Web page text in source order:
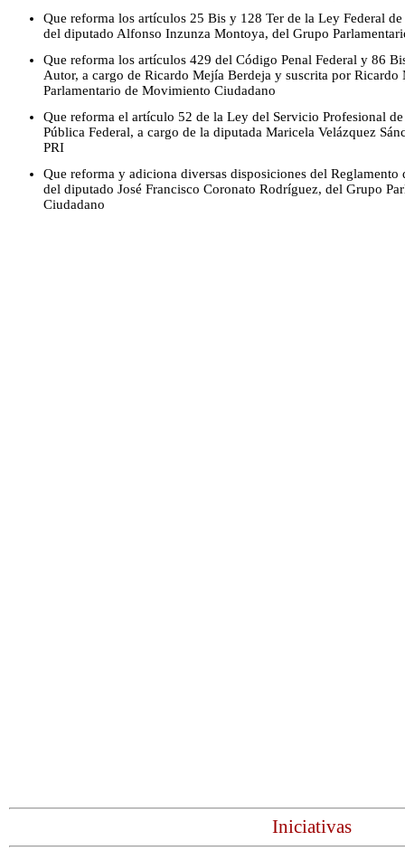
Que reforma los artículos 25 Bis y 128 Ter de la Ley Federal
del diputado Alfonso Inzunza Montoya, del Grupo
Que reforma los artículos 429 del Código Penal Federal y 86
Autor, a cargo de Ricardo Mejía Berdeja y suscrita por
Parlamentario de Movimiento Ciudadano
Que reforma el artículo 52 de la Ley del Servicio Profesional
Pública Federal, a cargo de la diputada Maricela Velázquez
PRI
Que reforma y adiciona diversas disposiciones del Reglamento
del diputado José Francisco Coronato Rodríguez, del Grupo
Ciudadano
Iniciativas